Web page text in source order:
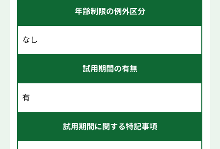
年齢制限の例外区分
なし
試用期間の有無
有
試用期間に関する特記事項